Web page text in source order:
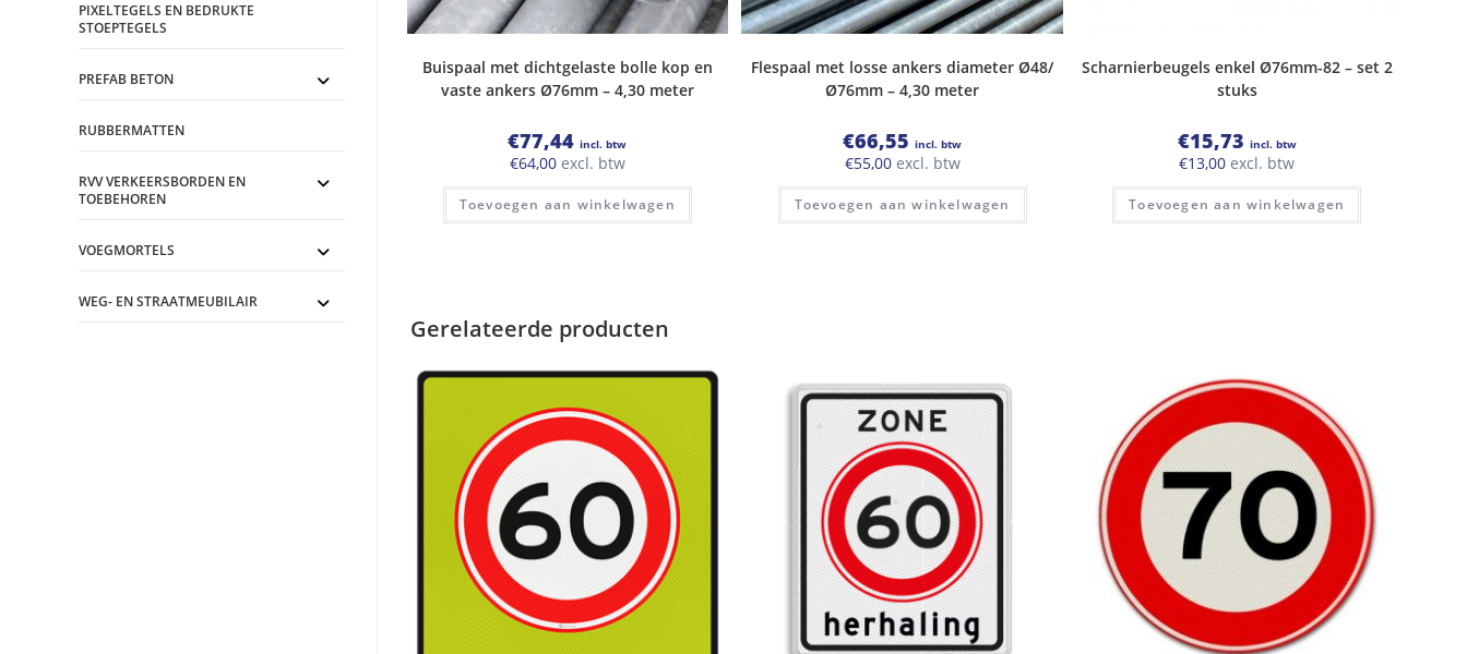
Buispaal met dichtgelaste bolle kop en
vaste ankers Ø76mm – 4,30 meter
€77,44 incl. btw
€64,00excl. btw
Toevoegen aan winkelwagen
Flespaal met losse ankers diameter Ø48/
Ø76mm – 4,30 meter
€66,55 incl. btw
€55,00excl. btw
Toevoegen aan winkelwagen
Scharnierbeugels enkel Ø76mm-82 – set 2
stuks
€15,73 incl. btw
€13,00 excl. btw
Toevoegen aan winkelwagen
Gerelateerde producten
PIXELTEGELS EN BEDRUKTE
STOEPTEGELS
PREFAB BETON
RUBBERMATTEN
RVV VERKEERSBORDEN EN
TOEBEHOREN
VOEGMORTELS
WEG- EN STRAATMEUBILAIR